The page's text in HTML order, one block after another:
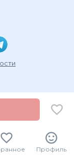
Профиль